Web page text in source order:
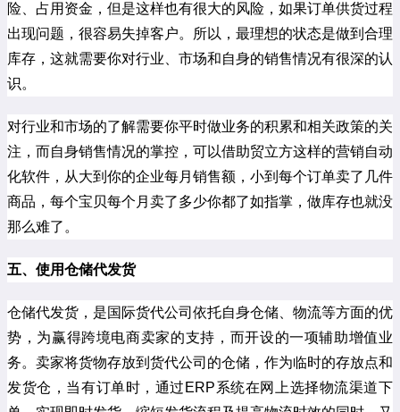
险、占用资金，但是这样也有很大的风险，如果订单供货过程
出现问题，很容易失掉客户。所以，最理想的状态是做到合理
库存，这就需要你对行业、市场和自身的销售情况有很深的认
识。
对行业和市场的了解需要你平时做业务的积累和相关政策的关
注，而自身销售情况的掌控，可以借助贸立方这样的营销自动
化软件，从大到你的企业每月销售额，小到每个订单卖了几件
商品，每个宝贝每个月卖了多少你都了如指掌，做库存也就没
那么难了。
五、使用仓储代发货
仓储代发货，是国际货代公司依托自身仓储、物流等方面的优
势，为赢得跨境电商卖家的支持，而开设的一项辅助增值业
务。卖家将货物存放到货代公司的仓储，作为临时的存放点和
发货仓，当有订单时，通过ERP系统在网上选择物流渠道下